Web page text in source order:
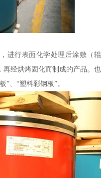
进行表面化学处理后涂敷（辊
再经烘烤固化而制成的产品。也
”、“塑料彩钢板”。